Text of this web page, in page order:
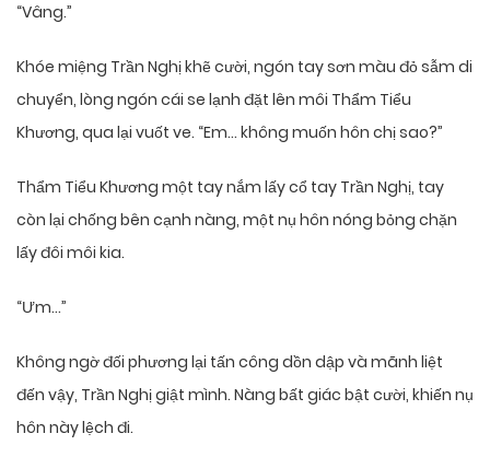
“Vâng.”
Khóe miệng Trần Nghị khẽ cười, ngón tay sơn màu đỏ sẫm di
chuyển, lòng ngón cái se lạnh đặt lên môi Thẩm Tiểu
Khương, qua lại vuốt ve. “Em… không muốn hôn chị sao?”
Thẩm Tiểu Khương một tay nắm lấy cổ tay Trần Nghị, tay
còn lại chống bên cạnh nàng, một nụ hôn nóng bỏng chặn
lấy đôi môi kia.
“Ưm…”
Không ngờ đối phương lại tấn công dồn dập và mãnh liệt
đến vậy, Trần Nghị giật mình. Nàng bất giác bật cười, khiến nụ
hôn này lệch đi.